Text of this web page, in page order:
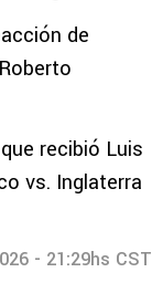
de
recibió Luis
vs. Inglaterra
- 21:29hs CST